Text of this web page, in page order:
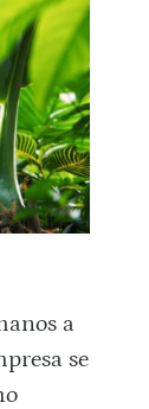
a
se